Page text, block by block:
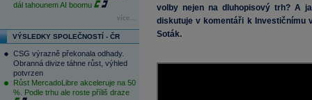
dál tahounem AI boomu
více...
VÝSLEDKY SPOLEČNOSTÍ - ČR
CSG výrazně překonala odhady.
Obranná divize táhne růst, výhled
potvrzen
Růst MercadoLibre akceleruje na 50
%. Podle trhu ale roste příliš draze
volby nejen na dluhopisový trh? A j
diskutuje v komentáři k Investičnímu
Soták.